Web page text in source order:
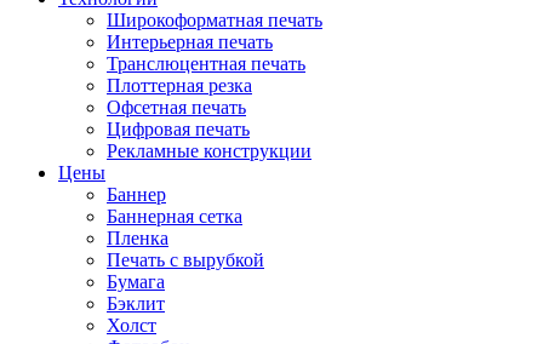
Широкоформатная печать
Интерьерная печать
Транслюцентная печать
Плоттерная резка
Офсетная печать
Цифровая печать
Рекламные конструкции
Цены
Баннер
Баннерная сетка
Пленка
Печать с вырубкой
Бумага
Бэклит
Холст